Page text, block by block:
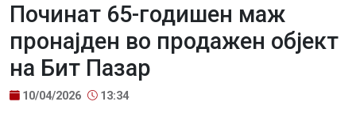
Починат 65-годишен маж
пронајден во продажен објект
на Бит Пазар
10/04/2026 13:34